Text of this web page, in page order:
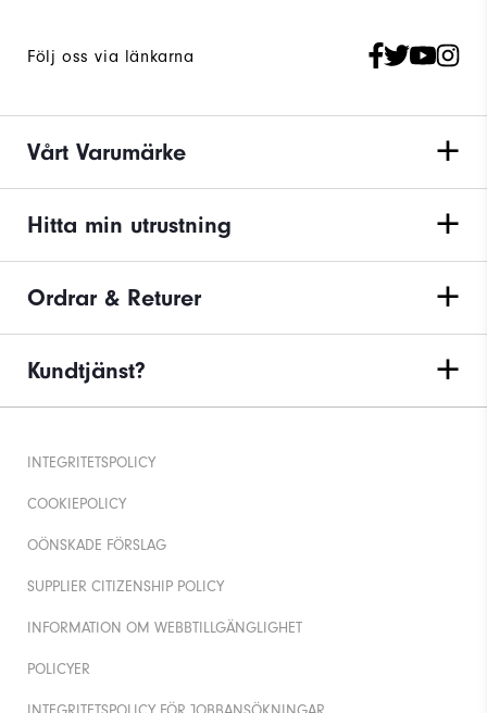
Följ oss via länkarna
Vårt Varumärke
Hitta min utrustning
Ordrar & Returer
Kundtjänst?
INTEGRITETSPOLICY
COOKIEPOLICY
OÖNSKADE FÖRSLAG
SUPPLIER CITIZENSHIP POLICY
INFORMATION OM WEBBTILLGÄNGLIGHET
POLICYER